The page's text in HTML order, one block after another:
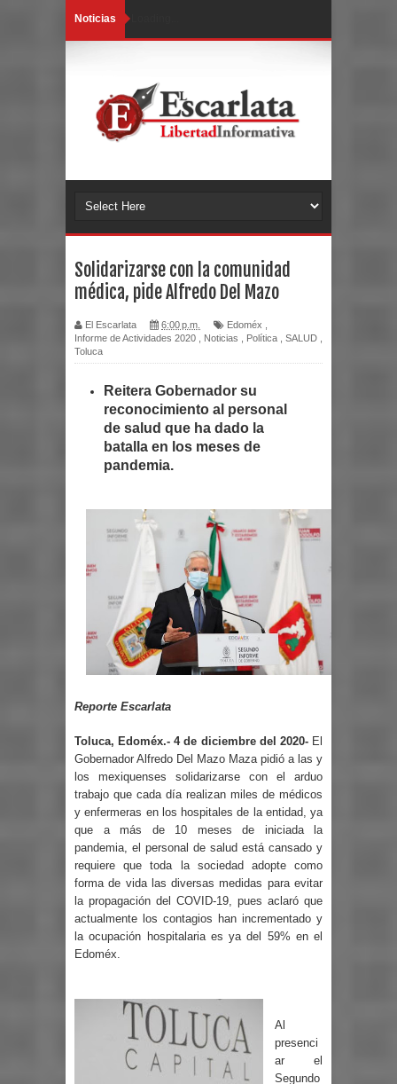
Noticias
Solidarizarse con la comunidad
médica, pide Alfredo Del Mazo
El Escarlata 6:00 p.m. Edoméx
Informe de Actividades 2020
Noticias Política SALUD
Toluca
Reitera Gobernador su
reconocimiento al personal
de salud que ha dado la
batalla en los meses de
pandemia.
Reporte Escarlata
Toluca, Edoméx.- 4 de diciembre del 2020-El
Gobernador Alfredo Del Mazo Maza pidió a las y
los mexiquenses solidarizarse con el arduo
trabajo que cada día realizan miles de médicos
y enfermeras en los hospitales de la entidad, ya
que a más de 10 meses de iniciada la
pandemia, el personal de salud está cansado y
requiere que toda la sociedad adopte como
forma de vida las diversas medidas para evitar
la propagación del COVID-19, pues aclaró que
actualmente los contagios han incrementado y
la ocupación hospitalaria es ya del 59% en el
Edoméx.
Al
presenci
ar el
Segundo